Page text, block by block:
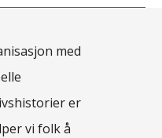
med
er
vi folk å